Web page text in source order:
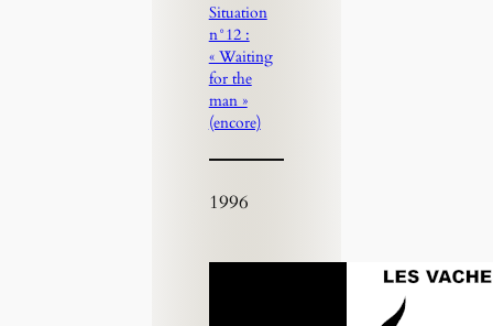
Situation
n°12 :
« Waiting
for the
man »
(encore)
1996